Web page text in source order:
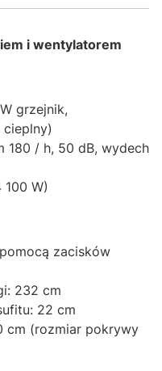
i wentylatorem
grzejnik,
180 / h, 50 dB, wydech
W)
zacisków
232 cm
22 cm
(rozmiar pokrywy